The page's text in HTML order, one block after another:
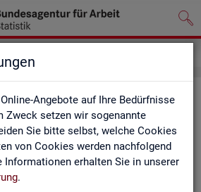
Angebote auf Ihre Bedürfnisse
Zweck setzen wir sogenannte
Sie bitte selbst, welche Cookies
von Cookies werden nachfolgend
Informationen erhalten Sie in unserer
.
Sta­tis­tik und Ar­beits­
der BA
in­for­mie­ren wir Sie über
und ak­tu­el­le Ent­wick­lun­gen.